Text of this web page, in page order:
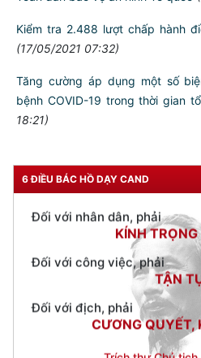
Khối Công an huyện: Xây dựng
Toàn dân bảo vệ an ninh Tổ quốc
Kiểm tra 2.488 lượt chấp hành
Tăng cường áp dụng một số
bệnh COVID-19 trong thời gian
NGƯỜI CÔNG AN
Đối với tự mình, phải
CẦN, KIỆM,
Đối với đồng sự, phải
THÂN ÁI
Đối với chính phủ, phải
TUYỆT ĐỐI